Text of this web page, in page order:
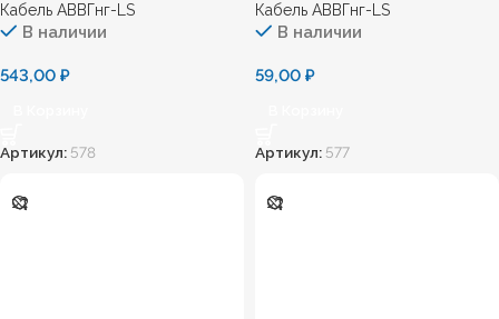
Кабель АВВГнг-LS
В наличии
543,00 ₽
Артикул: 578
Кабель АВВГнг-LS
В наличии
59,00 ₽
Артикул: 577